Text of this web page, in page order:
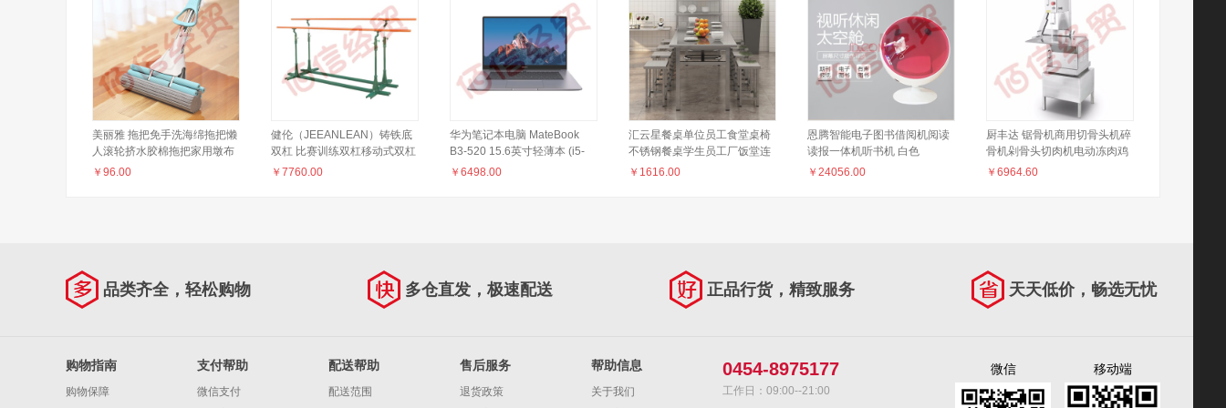
美丽雅 拖把免手洗海绵拖把懒
人滚轮挤水胶棉拖把家用墩布
拖布拖地神器大号38cm 共2拖
￥ 96.00
健伦（JEEANLEAN）铸铁底
双杠 比赛训练双杠移动式双杠
可调节高度 加强款 220公斤
￥ 7760.00
华为笔记本电脑 MateBook
B3-520 15.6英寸轻薄本 (i5-
1135G7 16G 512G) 深空灰
￥ 6498.00
汇云星餐桌单位员工食堂桌椅
不锈钢餐桌学生员工厂饭堂连
体快餐桌椅组合 2m长一桌八
￥ 1616.00
恩腾智能电子图书借阅机阅读
读报一体机听书机 白色
￥ 24056.00
厨丰达 锯骨机商用切骨头机碎
骨机剁骨头切肉机电动冻肉鸡
架切割机全不锈钢 急停开关
￥ 6964.60
品类齐全，轻松购物 多仓直发，极速配送 正品行货，精致服务 天天低价，畅选无忧
购物指南
购物保障
支付帮助
微信支付
配送帮助
配送范围
售后服务
退货政策
帮助信息
关于我们
0454-8975177
工作日：09:00--21:00
微信 移动端